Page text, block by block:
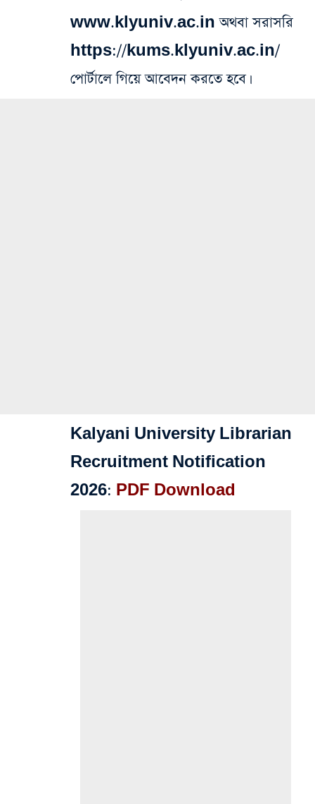
www.klyuniv.ac.in অথবা সরাসরি
https://kums.klyuniv.ac.in/
পোর্টালে গিয়ে আবেদন করতে হবে।
Kalyani University Librarian
Recruitment Notification
2026: PDF Download